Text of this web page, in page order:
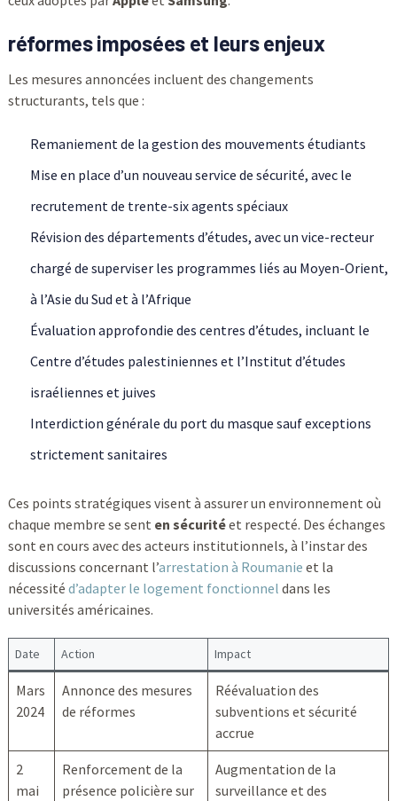
réformes imposées et leurs enjeux
Les mesures annoncées incluent des changements
structurants, tels que :
Remaniement de la gestion des mouvements étudiants
Mise en place d’un nouveau service de sécurité, avec le
recrutement de trente-six agents spéciaux
Révision des départements d’études, avec un vice-recteur
chargé de superviser les programmes liés au Moyen-Orient,
à l’Asie du Sud et à l’Afrique
Évaluation approfondie des centres d’études, incluant le
Centre d’études palestiniennes et l’Institut d’études
israéliennes et juives
Interdiction générale du port du masque sauf exceptions
strictement sanitaires
Ces points stratégiques visent à assurer un environnement où
chaque membre se sent en sécuritéet respecté. Des échanges
sont en cours avec des acteurs institutionnels, à l’instar des
discussions concernant l’arrestation à Roumanie et la
nécessité d’adapter le logement fonctionnel dans les
universités américaines.
Date Action Impact
Mars
2024
Annonce des mesures
de réformes
Réévaluation des
subventions et sécurité
accrue
2
mai
Renforcement de la
présence policière sur
Augmentation de la
surveillance et des